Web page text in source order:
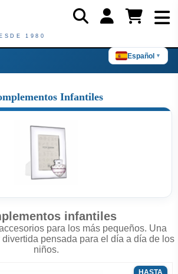
Español ▼
1980
Infantiles
infantiles
para los más pequeños. Una
pensada para el día a día de los
niños.
HASTA